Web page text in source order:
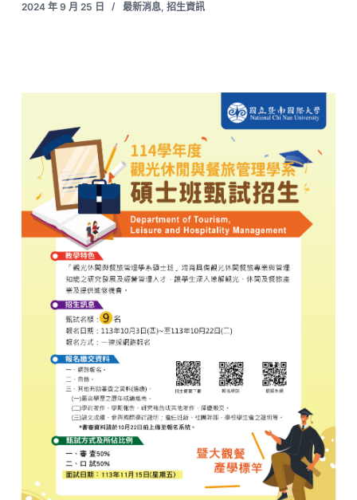
2024 年 9 月 25 日 最新消息, 招生資訊